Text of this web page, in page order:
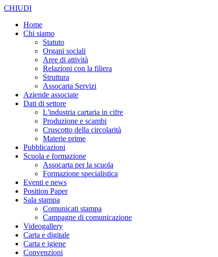
CHIUDI
Home
Chi siamo
Statuto
Organi sociali
Aree di attività
Relazioni con la filiera
Struttura
Assocarta Servizi
Aziende associate
Dati di settore
L'industria cartaria in cifre
Produzione e scambi
Cruscotto della circolarità
Materie prime
Pubblicazioni
Scuola e formazione
Assocarta per la scuola
Formazione specialistica
Eventi e news
Position Paper
Sala stampa
Comunicati stampa
Campagne di comunicazione
Videogallery
Carta e digitale
Carta e igiene
Convenzioni